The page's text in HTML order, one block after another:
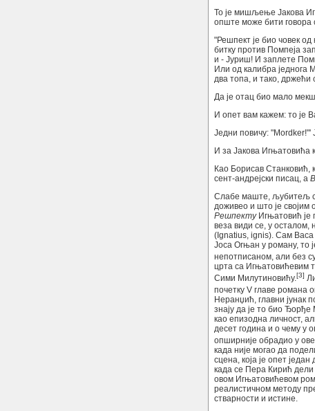
То је мишљење Јакова
опште може бити говора
"Решпект је био човек
битку против Помпеја
и - Јуриш! И заплете
Или од калибра једнога
два топа, и тако, држећи
Да је отац био мало
И опет вам кажем: то је
Једни повичу: "Mordker!"'
И за Јакова Игњатовића
Као Борисав Станковић,
сент-андрејски писац, а
Слабе маште, љубитељ
доживео и што је својим
Решпекту Игњатовић је
веза види се, у
(Ignatius, ignis). Сам Васа
Јоса Огњан у роману, то
непотписаном, али без
црта са Игњатовићевим
Сими Милутиновићу.[3]
почетку V главе романа
Неранџић, главни јунак
знају да је то био
као епизодна личност,
десет година и о чему у
опширније обрадио у
када није могао да
сцена, која је опет
када се Пера Кирић
овом Игњатовићевом
реалистичном методу
стварности и истине.